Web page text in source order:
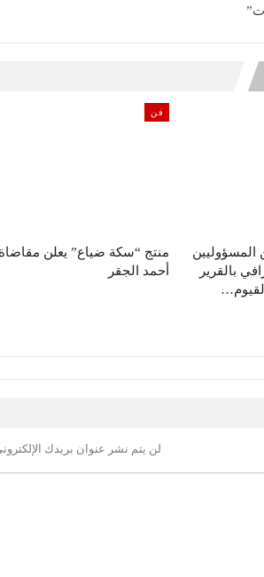
بالقرير
فن
منتج “سكة ضياع” يعلن مقاضاة
أحمد الجقر
لن يتم نشر عنوان بريدك